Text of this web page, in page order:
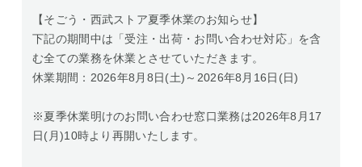
【そごう・西武ストア夏季休業のお知らせ】
下記の期間中は「受注・出荷・お問い合わせ対応」を含
む全ての業務を休業とさせていただきます。
休業期間：2026年8月8日(土)～2026年8月16日(日)
※夏季休業明けのお問い合わせ窓口業務は2026年8月17
日(月)10時より再開いたします。